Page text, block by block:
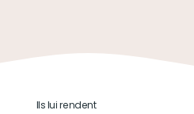
Son loisir préféré
Ils lui rendent